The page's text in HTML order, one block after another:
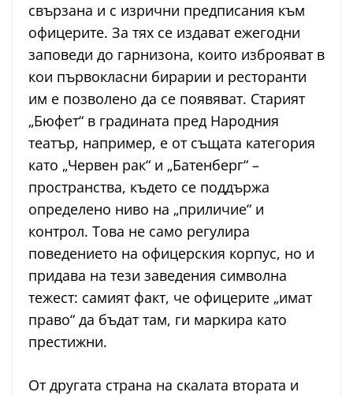
свързана и с изрични предписания към
офицерите. За тях се издават ежегодни
заповеди до гарнизона, които изброяват в
кои първокласни бирарии и ресторанти
им е позволено да се появяват. Старият
„Бюфет“ в градината пред Народния
театър, например, е от същата категория
като „Червен рак“ и „Батенберг“ –
пространства, където се поддържа
определено ниво на „приличие“ и
контрол. Това не само регулира
поведението на офицерския корпус, но и
придава на тези заведения символна
тежест: самият факт, че офицерите „имат
право“ да бъдат там, ги маркира като
престижни.
От другата страна на скалата втората и